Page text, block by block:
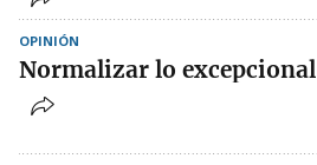
OPINIÓN
Normalizar lo excepcional